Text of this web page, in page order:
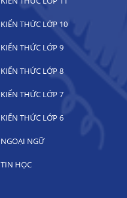
KIẾN THỨC LỚP 10
KIẾN THỨC LỚP 9
KIẾN THỨC LỚP 8
KIẾN THỨC LỚP 7
KIẾN THỨC LỚP 6
NGOẠI NGỮ
TIN HỌC